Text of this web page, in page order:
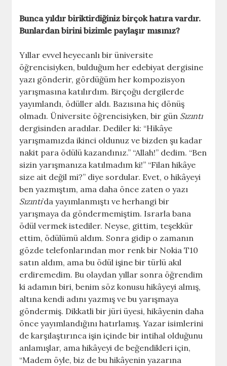
Bunca yıldır biriktirdiğiniz birçok hatıra vardır.
Bunlardan birini bizimle paylaşır mısınız?
Yıllar evvel heyecanlı bir üniversite
öğrencisiyken, bulduğum her edebiyat dergisine
yazı gönderir, gördüğüm her kompozisyon
yarışmasına katılırdım. Birçoğu dergilerde
yayımlandı, ödüller aldı. Bazısına hiç dönüş
olmadı. Üniversite öğrencisiyken, bir gün Sızıntı
dergisinden aradılar. Dediler ki: “Hikâye
yarışmamızda ikinci oldunuz ve bizden şu kadar
nakit para ödülü kazandınız.” “Allah!” dedim. “Ben
sizin yarışmanıza katılmadım ki!” “Filan hikâye
size ait değil mi?” diye sordular. Evet, o hikâyeyi
ben yazmıştım, ama daha önce zaten o yazı
Sızıntı’da yayımlanmıştı ve herhangi bir
yarışmaya da göndermemiştim. Israrla bana
ödül vermek istediler. Neyse, gittim, teşekkür
ettim, ödülümü aldım. Sonra gidip o zamanın
gözde telefonlarından mor renk bir Nokia T10
satın aldım, ama bu ödül işine bir türlü akıl
erdiremedim. Bu olaydan yıllar sonra öğrendim
ki adamın biri, benim söz konusu hikâyeyi almış,
altına kendi adını yazmış ve bu yarışmaya
göndermiş. Dikkatli bir jüri üyesi, hikâyenin daha
önce yayımlandığını hatırlamış. Yazar isimlerini
de karşılaştırınca işin içinde bir intihal olduğunu
anlamışlar, ama hikâyeyi de beğendikleri için,
“Madem öyle, biz de bu hikâyenin yazarına